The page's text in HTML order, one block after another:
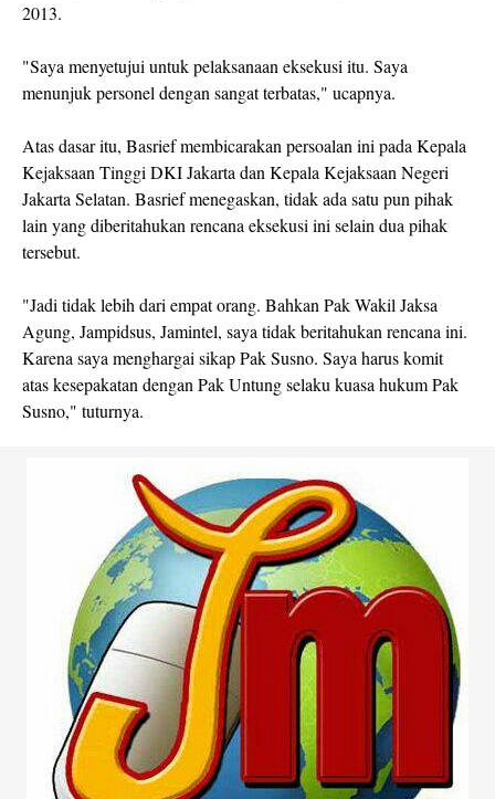
2013.
"Saya menyetujui untuk pelaksanaan eksekusi itu. Saya
menunjuk personel dengan sangat terbatas," ucapnya.
Atas dasar itu, Basrief membicarakan persoalan ini pada Kepala
Kejaksaan Tinggi DKI Jakarta dan Kepala Kejaksaan Negeri
Jakarta Selatan. Basrief menegaskan, tidak ada satu pun pihak
lain yang diberitahukan rencana eksekusi ini selain dua pihak
tersebut.
"Jadi tidak lebih dari empat orang. Bahkan Pak Wakil Jaksa
Agung, Jampidsus, Jamintel, saya tidak beritahukan rencana ini.
Karena saya menghargai sikap Pak Susno. Saya harus komit
atas kesepakatan dengan Pak Untung selaku kuasa hukum Pak
Susno," tuturnya.